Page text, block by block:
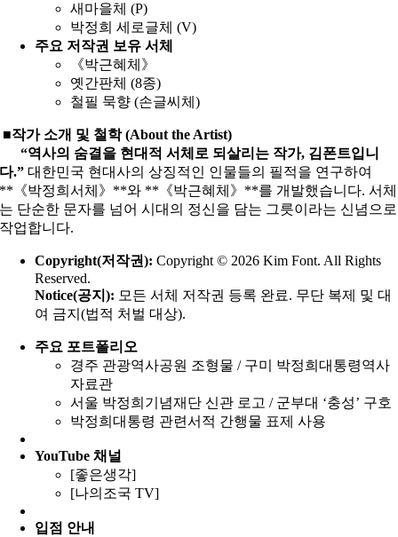
새마을체 (P)
박정희 세로글체 (V)
주요 저작권 보유 서체
《박근혜체》
옛간판체 (8종)
철필 묵향 (손글씨체)
■작가 소개 및 철학 (About the Artist)
“역사의 숨결을 현대적 서체로 되살리는 작가, 김폰트입니
다.” 대한민국 현대사의 상징적인 인물들의 필적을 연구하여
**《박정희서체》**와 **《박근혜체》**를 개발했습니다. 서체
는 단순한 문자를 넘어 시대의 정신을 담는 그릇이라는 신념으로
작업합니다.
Copyright(저작권): Copyright © 2026 Kim Font. All Rights
Reserved.
Notice(공지): 모든 서체 저작권 등록 완료. 무단 복제 및 대
여 금지(법적 처벌 대상).
주요 포트폴리오
경주 관광역사공원 조형물 / 구미 박정희대통령역사
자료관
서울 박정희기념재단 신관 로고 / 군부대 ‘충성’ 구호
박정희대통령 관련서적 간행물 표제 사용
YouTube채널
[좋은생각]
[나의조국 TV]
입점 안내